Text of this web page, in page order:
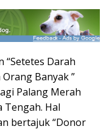
“Setetes Darah
Banyak ”
Palang Merah
Tengah. Hal
bertajuk “Donor